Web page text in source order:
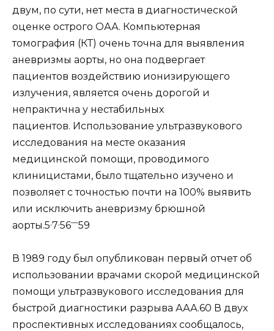
двум, по сути, нет места в диагностической
оценке острого ОАА. Компьютерная
томография (КТ) очень точна для выявления
аневризмы аорты, но она подвергает
пациентов воздействию ионизирующего
излучения, является очень дорогой и
непрактична у нестабильных
пациентов. Использование ультразвукового
исследования на месте оказания
медицинской помощи, проводимого
клиницистами, было тщательно изучено и
позволяет с точностью почти на 100% выявить
или исключить аневризму брюшной
аорты.5 7 56—59
В 1989 году был опубликован первый отчет об
использовании врачами скорой медицинской
помощи ультразвукового исследования для
быстрой диагностики разрыва ААА.60 В двух
проспективных исследованиях сообщалось,